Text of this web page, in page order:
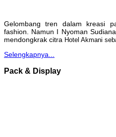
Gelombang tren dalam kreasi
fashion. Namun I Nyoman
mendongkrak citra Hotel Akmani
Selengkapnya...
Pack & Display